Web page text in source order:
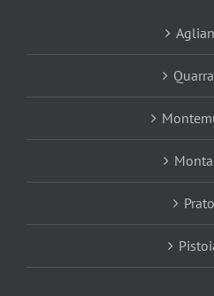
Prato